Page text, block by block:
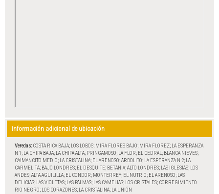
Información adicional de ubicación
Veredas:COSTA RICA BAJA; LOS LOBOS; MIRA FLORES BAJO; MIRA FLOREZ; LA ESPERANZA
N 1; LA CHIPA BAJA; LA CHIPA ALTA; PRINGAMOSO; LA FLOR; EL CEDRAL; BLANCA NIEVES;
CAIMANCITO MEDIO; LA CRISTALINA; EL ARENOSO; ARBOLITO; LA ESPERANZA N 2; LA
CARMELITA; BAJO LONDRES; EL DESQUITE; BETANIA; ALTO LONDRES; LAS IGLESIAS; LOS
ANDES; ALTA AGUILILLA; EL CONDOR; MONTERREY; EL NUTRIO; EL ARENOSO; LAS
DELICIAS; LAS VIOLETAS; LAS PALMAS; LAS CAMELIAS; LOS CRISTALES; CORREGIMIENTO
RIO NEGRO; LOS CORAZONES; LA CRISTALINA; LA UNIÓN